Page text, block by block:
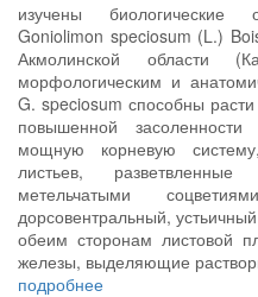
изучены биологические
Goniolimon speciosum (L.)
Акмолинской области
морфологическим и
G. speciosum способны
повышенной
мощную корневую
листьев,
метельчатыми
дорсовентральный,
обеим сторонам листовой
железы, выделяющие
подробнее